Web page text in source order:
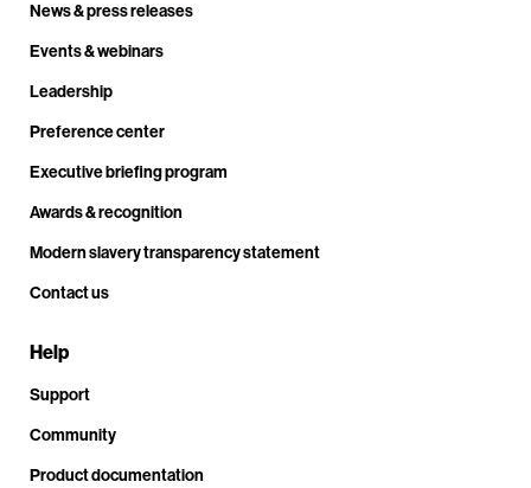
News & press releases
Events & webinars
Leadership
Preference center
Executive briefing program
Awards & recognition
Modern slavery transparency statement
Contact us
Help
Support
Community
Product documentation